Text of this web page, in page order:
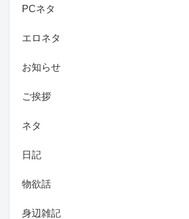
PCネタ
エロネタ
お知らせ
ご挨拶
ネタ
日記
物欲話
身辺雑記